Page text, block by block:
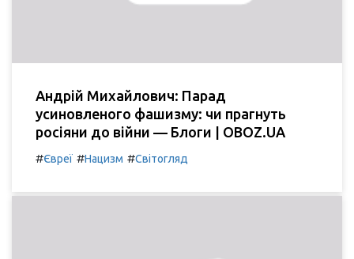
Андрій Михайлович: Парад
усиновленого фашизму: чи прагнуть
росіяни до війни — Блоги | OBOZ.UA
#Євреї #Нацизм #Світогляд